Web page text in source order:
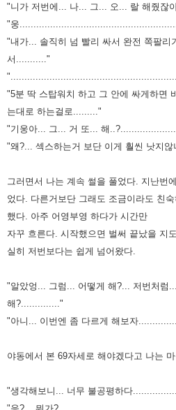
"니가 저번에... 나... 그... 오... 랄 해줬잖
"웅
"내가... 솔직히 넘 빨리 싸서 완전 쪽팔리
서..........."
"5분 딱 스탑워치 하고 그 안에 싸게하면
는대로 하는걸로........."
"기웅아... 그... 거 또... 해
"왜?... 섹스하는거 보단 이게 훨씬 낫지않
그러면서 나는 계속 썰을 풀었다. 지난번
었다. 다른거보단 그래도 조금이라도 친숙
했다. 아주 어영부영 하다가 시간만
자꾸 흐른다. 시작했으면 벌써 끝났을 지
실히 저번보다는 쉽게 넘어왔다.
"알았엉... 그럼... 어떻게 해?... 저번처럼
해?.............."
"아니... 이번엔 좀 다르게 해보자
야동에서 본 69자세로 해야겠다고 나는
"생각해보니... 너무 불공평하다